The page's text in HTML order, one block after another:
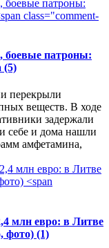
боевые патроны:
(5)
перекрыли
веществ. В ходе
задержали
себе и дома нашли
амфетамина,
млн евро: в Литве
фото) (1)